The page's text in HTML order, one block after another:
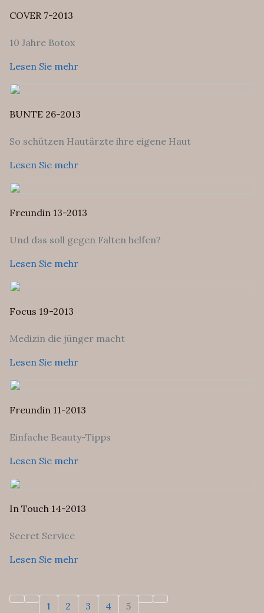
COVER 7-2013
10 Jahre Botox
Lesen Sie mehr
BUNTE 26-2013
So schützen Hautärzte ihre eigene Haut
Lesen Sie mehr
Freundin 13-2013
Und das soll gegen Falten helfen?
Lesen Sie mehr
Focus 19-2013
Medizin die jünger macht
Lesen Sie mehr
Freundin 11-2013
Einfache Beauty-Tipps
Lesen Sie mehr
In Touch 14-2013
Secret Service
Lesen Sie mehr
1 2 3 4 5